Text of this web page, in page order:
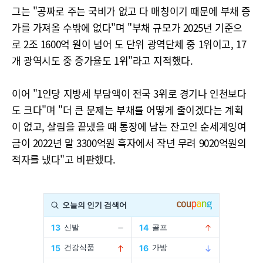
그는 "공짜로 주는 국비가 없고 다 매칭이기 때문에 부채 증
가를 가져올 수밖에 없다"며 "부채 규모가 2025년 기준으
로 2조 1600억 원이 넘어 도 단위 광역단체 중 1위이고, 17
개 광역시도 중 증가율도 1위"라고 지적했다.
이어 "1인당 지방세 부담액이 전국 3위로 경기나 인천보다
도 크다"며 "더 큰 문제는 부채를 어떻게 줄이겠다는 계획
이 없고, 살림을 끝냈을 때 통장에 남는 잔고인 순세계잉여
금이 2022년 말 3300억원 흑자에서 작년 무려 9020억원의
적자를 냈다"고 비판했다.